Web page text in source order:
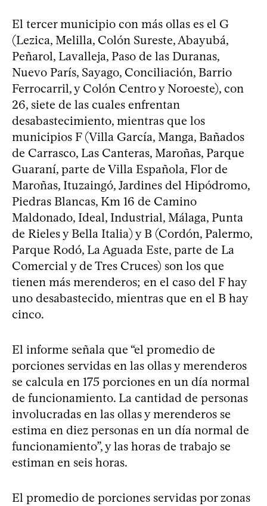
El tercer municipio con más ollas es el G
(Lezica, Melilla, Colón Sureste, Abayubá,
Peñarol, Lavalleja, Paso de las Duranas,
Nuevo París, Sayago, Conciliación, Barrio
Ferrocarril, y Colón Centro y Noroeste), con
26, siete de las cuales enfrentan
desabastecimiento, mientras que los
municipios F (Villa García, Manga, Bañados
de Carrasco, Las Canteras, Maroñas, Parque
Guaraní, parte de Villa Española, Flor de
Maroñas, Ituzaingó, Jardines del Hipódromo,
Piedras Blancas, Km 16 de Camino
Maldonado, Ideal, Industrial, Málaga, Punta
de Rieles y Bella Italia) y B (Cordón, Palermo,
Parque Rodó, La Aguada Este, parte de La
Comercial y de Tres Cruces) son los que
tienen más merenderos; en el caso del F hay
uno desabastecido, mientras que en el B hay
cinco.
El informe señala que “el promedio de
porciones servidas en las ollas y merenderos
se calcula en 175 porciones en un día normal
de funcionamiento. La cantidad de personas
involucradas en las ollas y merenderos se
estima en diez personas en un día normal de
funcionamiento”, y las horas de trabajo se
estiman en seis horas.
El promedio de porciones servidas por zonas